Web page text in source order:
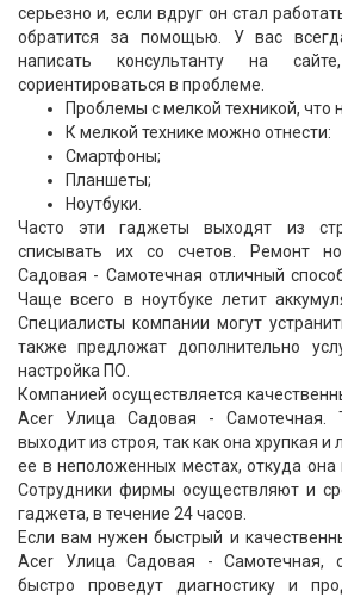
серьезно и, если вдруг он стал
обратится за помощью. У вас
написать консультанту на
сориентироваться в проблеме.
Проблемы с мелкой техникой, что
К мелкой технике можно отнести:
Смартфоны;
Планшеты;
Ноутбуки.
Часто эти гаджеты выходят из
списывать их со счетов. Ремонт
Садовая - Самотечная отличный
Чаще всего в ноутбуке летит
Специалисты компании могут
также предложат дополнительно
настройка ПО.
Компанией осуществляется
Acer Улица Садовая - Самотечная.
выходит из строя, так как она хрупкая
ее в неположенных местах, откуда она
Сотрудники фирмы осуществляют и
гаджета, в течение 24 часов.
Если вам нужен быстрый и
Acer Улица Садовая - Самотечная,
быстро проведут диагностику и